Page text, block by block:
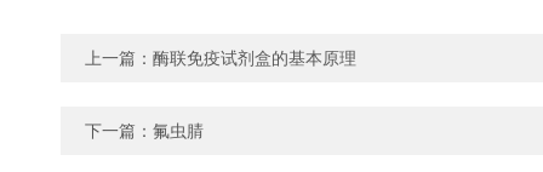
上一篇： 酶联免疫试剂盒的基本原理
下一篇： 氟虫腈